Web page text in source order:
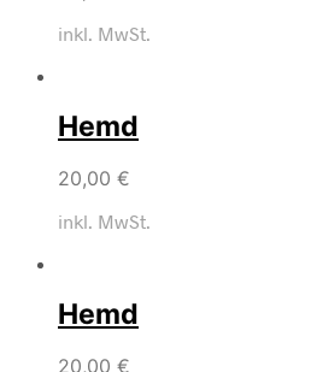
inkl. MwSt.
Hemd
20,00 €
inkl. MwSt.
Hemd
20,00 €